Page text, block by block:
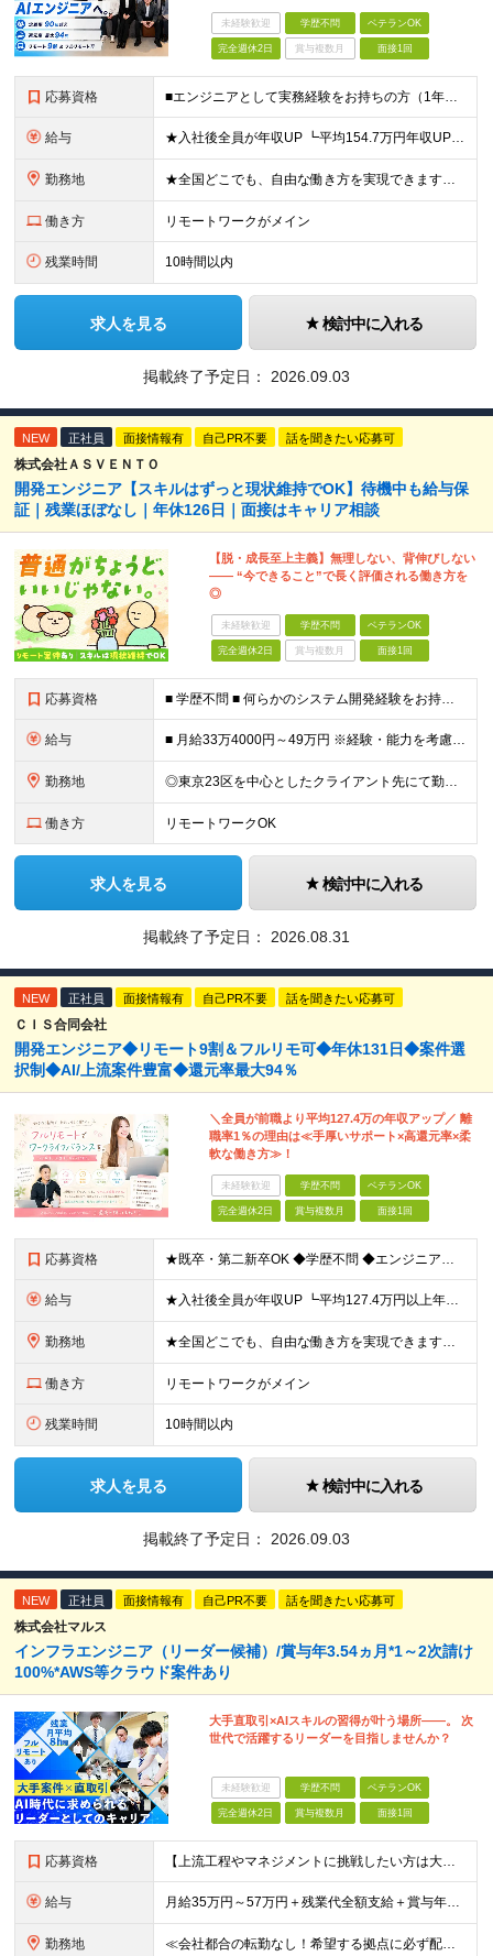
未経験歓迎 学歴不問 ベテランOK
完全週休2日 賞与複数月 面接1回
応募資格 ■エンジニアとして実務経験をお持ちの方（1年以上） ■学歴不問 ■既卒・第二新卒OK ☆Tech Labの事業内容、ビジョンに共感できる⽅はぜひご応募ください！ ☆意欲重視の採用です！ 「経歴に自信
給与 ★入社後全員が年収UP ┗平均154.7万円年収UP！ ┗最大380万円UPの実績も 月給35万円～100万円＋決算賞与＋各種手当 【 給与イメージ 】 ■経験1年以上…月給35万円～＋決算賞与
勤務地 ★全国どこでも、自由な働き方を実現できます！ 全国のプロジェクト先やフルリモート環境での勤務も可能です。 ＼自由度の高い働き方、叶えます／ ・フルリモートで働きたい ・ハイブリットに働きたい ・家庭
働き方 リモートワークがメイン
残業時間 10時間以内
求人を見る 検討中に入れる
掲載終了予定日： 2026.09.03
NEW 正社員 面接情報有 自己PR不要 話を聞きたい応募可
株式会社ＡＳＶＥＮＴＯ
開発エンジニア【スキルはずっと現状維持でOK】待機中も給与保
証｜残業ほぼなし｜年休126日｜面接はキャリア相談
【脱・成長至上主義】無理しない、背伸びしない
―― “今できること”で長く評価される働き方を
◎
未経験歓迎 学歴不問 ベテランOK
完全週休2日 賞与複数月 面接1回
応募資格 ■ 学歴不問 ■ 何らかのシステム開発経験をお持ちの方（言語不問） ※Java、Python、PHPなどのメジャーな言語が使える方は大歓迎です！ ＼こんな方にピッタリの環境です／ ◎「成長しなきゃ」
給与 ■ 月給33万4000円～49万円 ※経験・能力を考慮して優遇します。 ※上記には固定残業代（月30時間分・6万3500円～9万3100円）を含みます。超過分は全額支給。 ※待機期間中全額給与を保証
勤務地 ◎東京23区を中心としたクライアント先にて勤務いただきます（転居を伴う転勤なし） ◎在宅勤務も活用できます ■ 本社 東京都江戸川区南葛西3-5-3-402 (変更の範囲)上記を除く当社関連勤務地
働き方 リモートワークOK
求人を見る 検討中に入れる
掲載終了予定日： 2026.08.31
NEW 正社員 面接情報有 自己PR不要 話を聞きたい応募可
ＣＩＳ合同会社
開発エンジニア◆リモート9割＆フルリモ可◆年休131日◆案件選
択制◆AI/上流案件豊富◆還元率最大94％
＼全員が前職より平均127.4万の年収アップ／ 離
職率1％の理由は≪手厚いサポート×高還元率×柔
軟な働き方≫！
未経験歓迎 学歴不問 ベテランOK
完全週休2日 賞与複数月 面接1回
応募資格 ★既卒・第二新卒OK ◆学歴不問 ◆エンジニアとして実務経験をお持ちの方（1年以上） ★意欲重視の採用です！ 「経歴に自信がない」という方も、"今後挑戦したいこと""スキルアップしたいこと"について
給与 ★入社後全員が年収UP ┗平均127.4万円以上年収UP！ ┗最大390万円UPの実績もあり 月給35万円～100万円＋決算賞与＋各種手当 【 給与イメージ 】 ■経験1年以上…月給35万円～＋決
勤務地 ★全国どこでも、自由な働き方を実現できます！ 全国のプロジェクト先やフルリモート環境での勤務も可能です。 ＼自由度の高い働き方、叶えます／ □フルリモートで働きたい □ハイブリットに働きたい □家庭
働き方 リモートワークがメイン
残業時間 10時間以内
求人を見る 検討中に入れる
掲載終了予定日： 2026.09.03
NEW 正社員 面接情報有 自己PR不要 話を聞きたい応募可
株式会社マルス
インフラエンジニア（リーダー候補）/賞与年3.54ヵ月*1～2次請け
100%*AWS等クラウド案件あり
大手直取引×AIスキルの習得が叶う場所――。 次
世代で活躍するリーダーを目指しませんか？
未経験歓迎 学歴不問 ベテランOK
完全週休2日 賞与複数月 面接1回
応募資格 【上流工程やマネジメントに挑戦したい方は大歓迎です！】 ★インフラエンジニアとしての実務経験をお持ちの方 ★上記に加え、下記いずれかに該当する方 ・チームのリーダー／サブリーダーの経験をお持ちの方 ・
給与 月給35万円～57万円＋残業代全額支給＋賞与年3.45ヵ月(リーダー経験者) 月給32万円～43万円＋残業代全額支給＋賞与年3.45ヵ月(実務経験者) 入社時想定年収： 490万円～798万円(リー
勤務地 ≪会社都合の転勤なし！希望する拠点に必ず配属します。新潟Uターン・Iターン大歓迎！≫ 首都圏(東京、神奈川、千葉、埼玉)または新潟市、長岡市周辺のお客様先または各拠点での勤務となります。 ■東京支社